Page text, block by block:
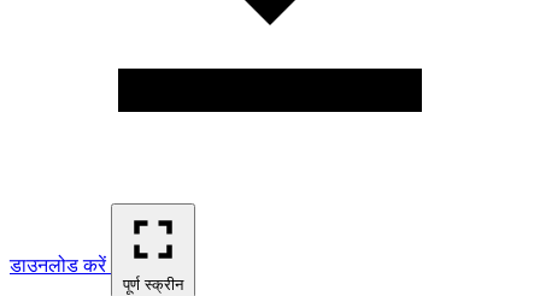
डाउनलोड करें
पूर्ण स्क्रीन